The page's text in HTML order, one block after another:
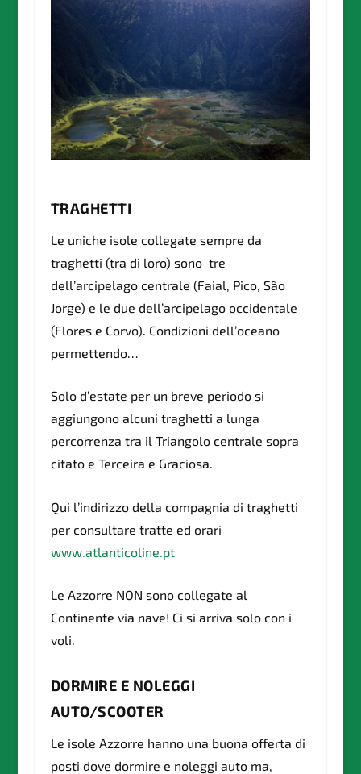
TRAGHETTI
Le uniche isole collegate sempre da
traghetti (tra di loro) sono tre
dell’arcipelago centrale (Faial, Pico, São
Jorge) e le due dell’arcipelago occidentale
(Flores e Corvo). Condizioni dell’oceano
permettendo…
Solo d’estate per un breve periodo si
aggiungono alcuni traghetti a lunga
percorrenza tra il Triangolo centrale sopra
citato e Terceira e Graciosa.
Qui l’indirizzo della compagnia di traghetti
per consultare tratte ed orari
www.atlanticoline.pt
Le Azzorre NON sono collegate al
Continente via nave! Ci si arriva solo con i
voli.
DORMIRE E NOLEGGI
AUTO/SCOOTER
Le isole Azzorre hanno una buona offerta di
posti dove dormire e noleggi auto ma,